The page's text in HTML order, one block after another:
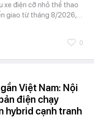
xe điện cỡ nhỏ thể thao
giao từ tháng 8/2026,…
0
Việt Nam: Nội
điện chạy
hybrid cạnh tranh